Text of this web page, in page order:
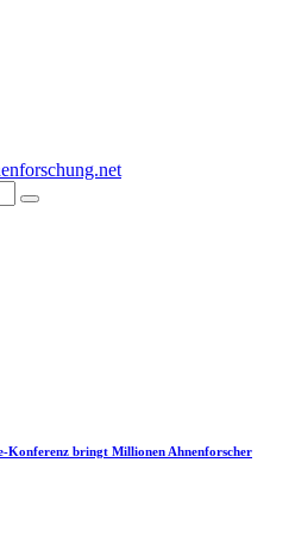
Konferenz bringt Millionen Ahnenforscher